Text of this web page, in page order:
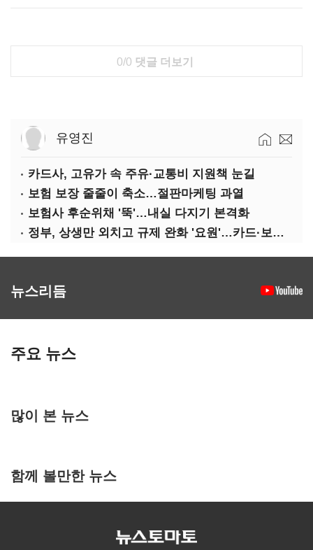
0/0 댓글 더보기
유영진
카드사, 고유가 속 주유·교통비 지원책 눈길
보험 보장 줄줄이 축소…절판마케팅 과열
보험사 후순위채 '뚝'…내실 다지기 본격화
정부, 상생만 외치고 규제 완화 '요원'…카드·보험사 부담 역대급
뉴스리듬
주요 뉴스
많이 본 뉴스
함께 볼만한 뉴스